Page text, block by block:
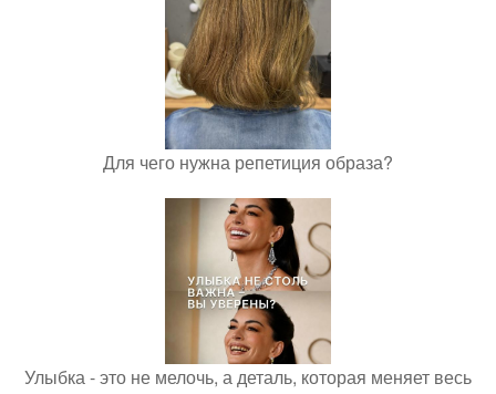
Для чего нужна репетиция образа?
Улыбка - это не мелочь, а деталь, которая меняет весь